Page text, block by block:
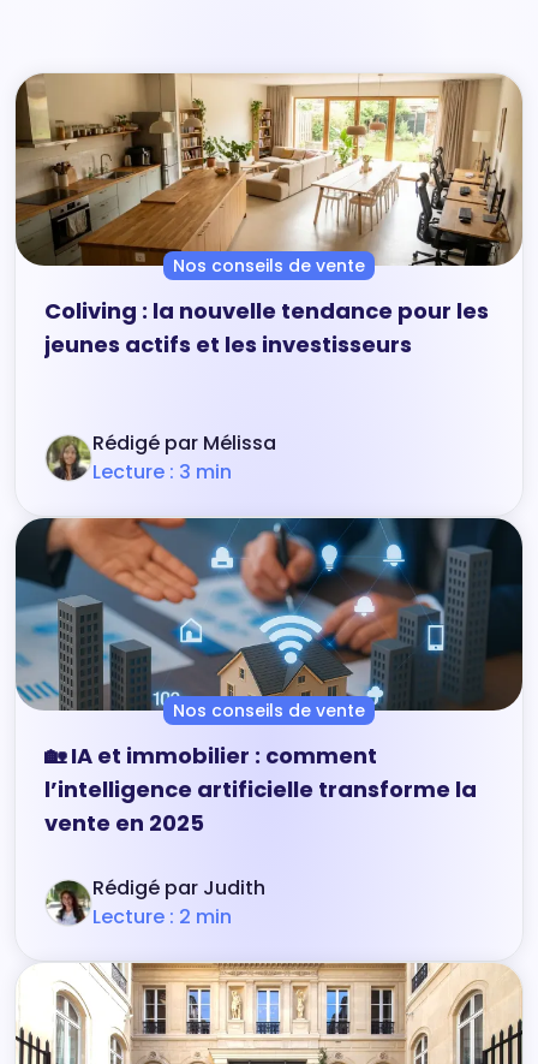
Nos conseils de vente
Coliving : la nouvelle tendance pour les
jeunes actifs et les investisseurs
Rédigé par Mélissa
Lecture : 3 min
Nos conseils de vente
🏡 IA et immobilier : comment
l’intelligence artificielle transforme la
vente en 2025
Rédigé par Judith
Lecture : 2 min